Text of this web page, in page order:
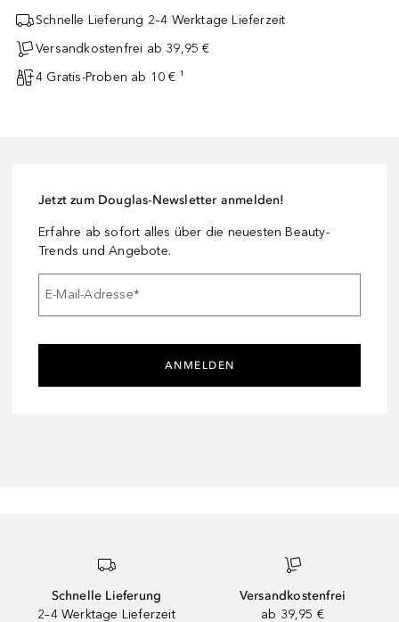
Schnelle Lieferung 2–4 Werktage Lieferzeit
Versandkostenfrei ab 39,95 €
4 Gratis-Proben ab 10 € ¹
Jetzt zum Douglas-Newsletter anmelden!
Erfahre ab sofort alles über die neuesten Beauty-
Trends und Angebote.
E-Mail-Adresse*
ANMELDEN
Schnelle Lieferung
2–4 Werktage Lieferzeit
Versandkostenfrei
ab 39,95 €